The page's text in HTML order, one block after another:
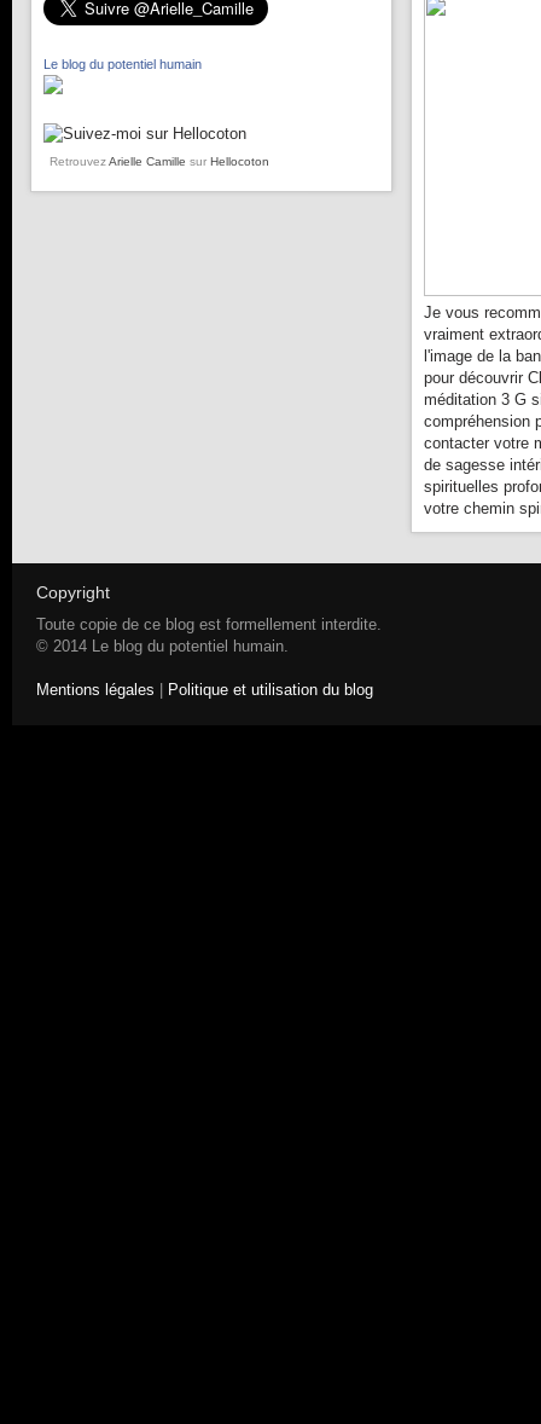
Le blog du potentiel humain
RetrouvezArielle Camille sur Hellocoton
Je vous
vraiment
l'image de la
pour découvrir
méditation 3 G
compréhension
contacter votre
de sagesse
spirituelles
votre chemin
Copyright
Toute copie de ce blog est formellement interdite.
© 2014 Le blog du potentiel humain.
Mentions légales | Politique et utilisation du blog